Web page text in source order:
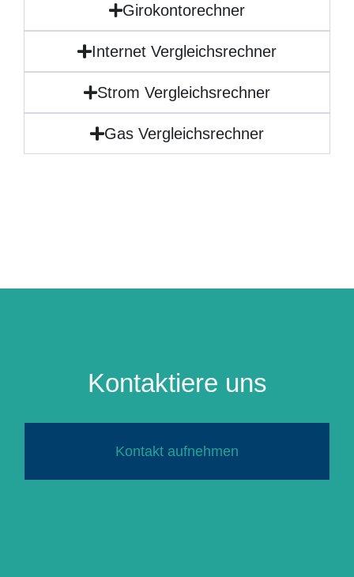
Girokontorechner
Internet Vergleichsrechner
Strom Vergleichsrechner
Gas Vergleichsrechner
Kontaktiere uns
Kontakt aufnehmen